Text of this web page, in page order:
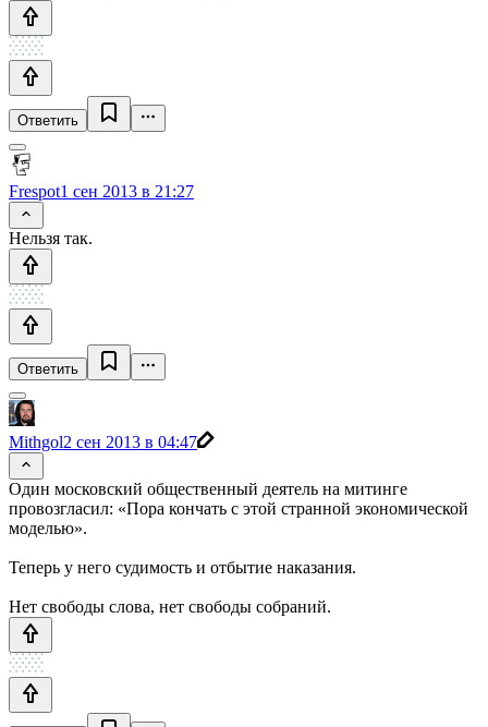
Ответить
Frespot1 сен 2013 в 21:27
Нельзя так.
Ответить
Mithgol2 сен 2013 в 04:47
Один московский общественный деятель на митинге
провозгласил: «Пора кончать с этой странной экономической
моделью».
Теперь у него судимость и отбытие наказания.
Нет свободы слова, нет свободы собраний.